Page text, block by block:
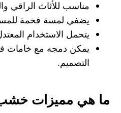
مناسب للأثاث الراقي
يضفي لمسة فخمة
يتحمل الاستخدام
يمكن دمجه مع خامات
التصميم.
ما هي مميزات خشب